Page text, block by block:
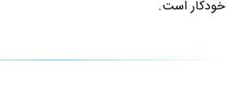
خودکار است.